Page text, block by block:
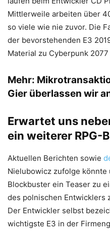
Mittlerweile arbeiten über
so viele wie nie zuvor. Die
der bevorstehenden E3
Material zu Cyberpunk
Mehr:
Gier überlassen wir
Erwartet uns
ein weiterer RPG-
Aktuellen Berichten sowie
Nielubowicz zufolge
Blockbuster ein Teaser zu
des polnischen Entwicklers
Der Entwickler selbst
wichtigste E3 in der